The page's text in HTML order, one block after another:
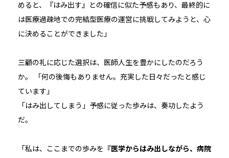
めると、『はみ出す』との確信に似た予感もあり、最終的に
は医療過疎地での完結型医療の運営に挑戦してみようと、心
に決めることができました」
三顧の礼に応じた選択は、医師人生を豊かにしたのだろう
か。 「何の後悔もありません。充実した日々だったと感じ
ています」
「はみ出してしまう」予感に従った歩みは、奏功したよう
だ。
「私は、ここまでの歩みを 『医学からはみ出しながら、病院